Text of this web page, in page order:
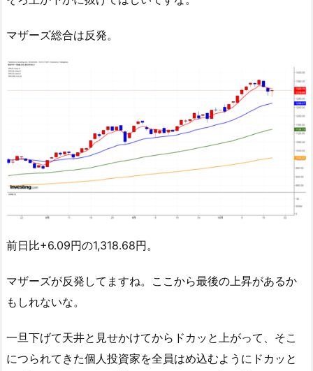
マザーズ総合は反発。
前日比+6.09円の1,318.68円。
マザーズが反発してますね。ここから最後の上昇があるか
もしれないな。
一旦下げて天井と見せかけてからドカッと上がって、そこ
につられてきた個人投資家を全員はめ込むようにドカッと